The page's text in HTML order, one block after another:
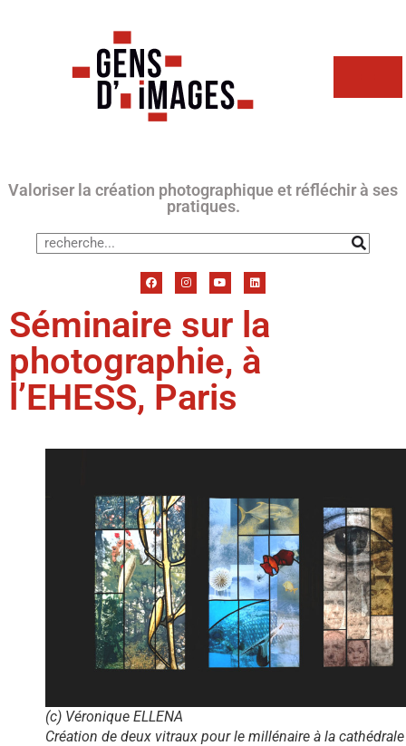
Valoriser la création photographique et réfléchir à ses
pratiques.
Séminaire sur la
photographie, à
l’EHESS, Paris
(c) Véronique ELLENA
Création de deux vitraux pour le millénaire à la